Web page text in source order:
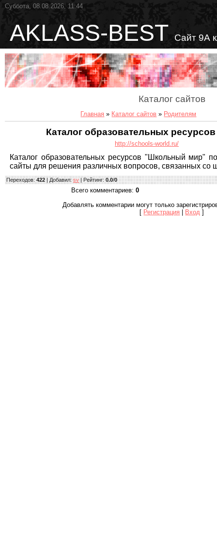
Суббота, 08.08.2026, 11:44
AKLASS-BEST Сайт 9А
Каталог сайтов
Главная » Каталог сайтов » Родителям
Каталог образовательных
http://schools-world.ru/
Каталог образовательных ресурсов "Школьный мир"
сайты для решения различных вопросов, связанных со
Переходов: 422 Добавил: sv Рейтинг: 0.0/0
Всего комментариев: 0
Добавлять комментарии могут только
[ Регистрация Вход ]